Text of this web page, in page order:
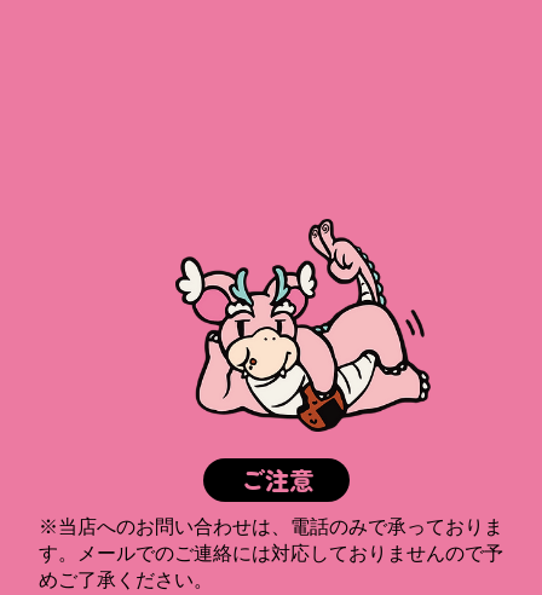
ご注意
※当店へのお問い合わせは、電話のみで承っておりま
す。メールでのご連絡には対応しておりませんので予
めご了承ください。